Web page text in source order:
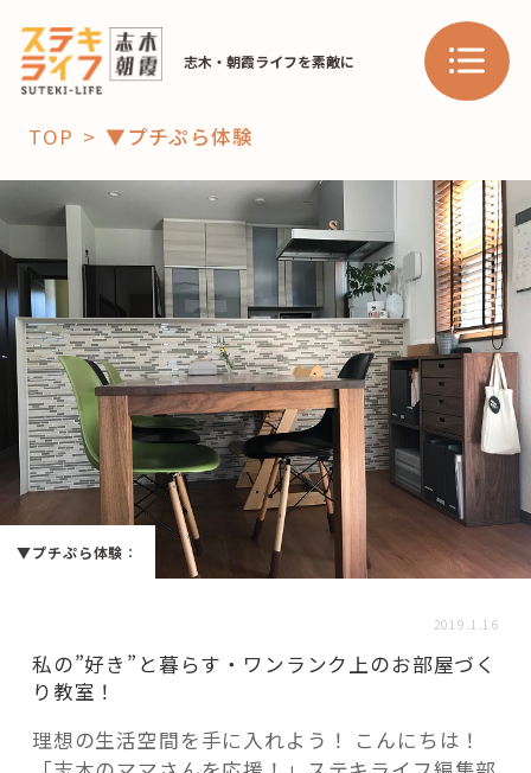
志木・朝霞ライフを素敵に
「コト」
子育て
暮らし
おすすめ
スポット 学び・教育
「場」
HAREL HAREL
活用事例
TOP ▼プチぷら体験
▼プチぷら体験 ：
2019.1.16
私の”好き”と暮らす・ワンランク上のお部屋づく
り教室！
理想の生活空間を手に入れよう！ こんにちは！